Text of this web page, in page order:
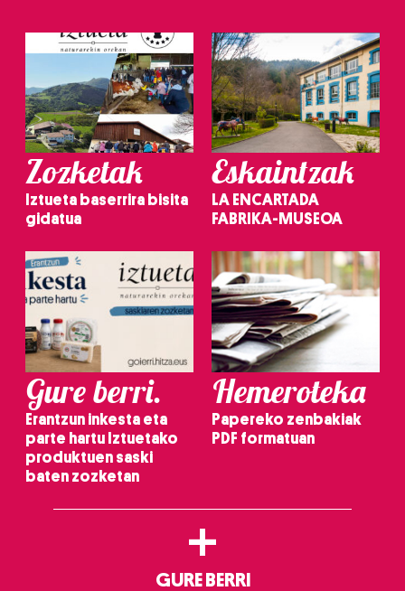
Zozketak
Iztueta baserrira bisita
gidatua
Eskaintzak
LA ENCARTADA
FABRIKA-MUSEOA
Gure berri.
Erantzun inkesta eta
parte hartu Iztuetako
produktuen saski
baten zozketan
Hemeroteka
Papereko zenbakiak
PDF formatuan
+
GURE BERRI